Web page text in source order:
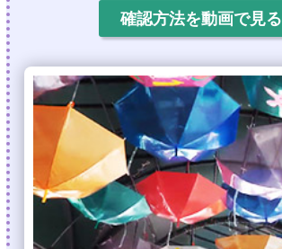
確認方法を動画で見る